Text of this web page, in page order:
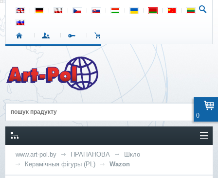
www.art-pol.by ПРАПАНОВА
Шкло
Керамічныя фігуры (PL)
Wazon
0